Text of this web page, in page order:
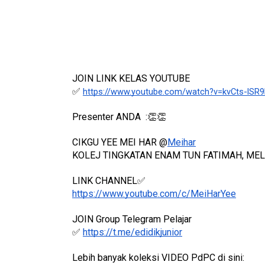
JOIN LINK KELAS YOUTUBE
✅ https://www.youtube.com/watch?v=kvCts-
Presenter ANDA  :👏👏
CIKGU YEE MEI HAR @Meihar
KOLEJ TINGKATAN ENAM TUN FATIMAH,
LINK CHANNEL✅
https://www.youtube.com/c/MeiHarYee
JOIN Group Telegram Pelajar
✅ https://t.me/edidikjunior
Lebih banyak koleksi VIDEO PdPC di sini: